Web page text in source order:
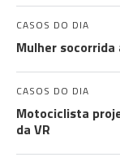
CASOS DO DIA
Mulher
CASOS DO DIA
Motociclista
da VR